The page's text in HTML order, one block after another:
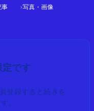
事 ›写真・画像
登録すると続きを
。